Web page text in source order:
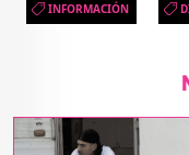
INFORMACIÓN